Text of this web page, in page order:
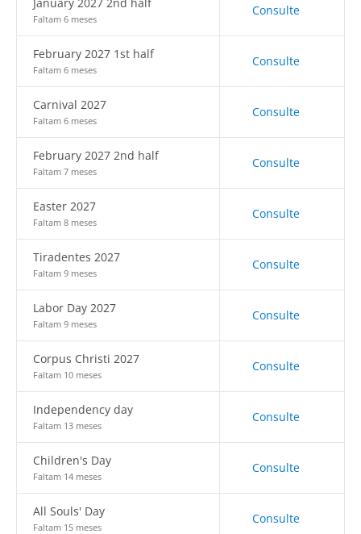
Faltam 6 meses
Consulte
February 2027 1st half
Faltam 6 meses
Consulte
Carnival 2027
Faltam 6 meses
Consulte
February 2027 2nd half
Faltam 7 meses
Consulte
Easter 2027
Faltam 8 meses
Consulte
Tiradentes 2027
Faltam 9 meses
Consulte
Labor Day 2027
Faltam 9 meses
Consulte
Corpus Christi 2027
Faltam 10 meses
Consulte
Independency day
Faltam 13 meses
Consulte
Children's Day
Faltam 14 meses
Consulte
All Souls' Day
Faltam 15 meses
Consulte